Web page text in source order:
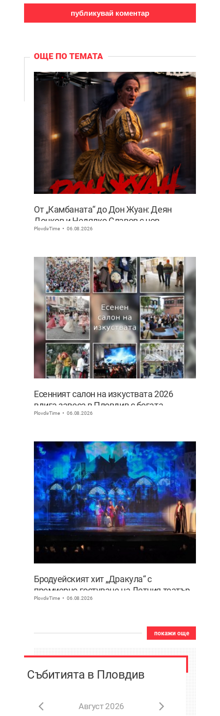
ОЩЕ ПО ТЕМАТА
От „Камбаната“ до Дон Жуан: Деян
Донков и Недялко Славов с нов
съвместен проект в Пловдив
PlovdivTime 06.08.2026
Есенният салон на изкуствата 2026
вдига завеса в Пловдив с богата
културна програма
PlovdivTime 06.08.2026
Бродуейският хит „Дракула“ с
премиерно гостуване на Летния театър
в Пловдив
PlovdivTime 06.08.2026
покажи още
Събитията в Пловдив
Август 2026